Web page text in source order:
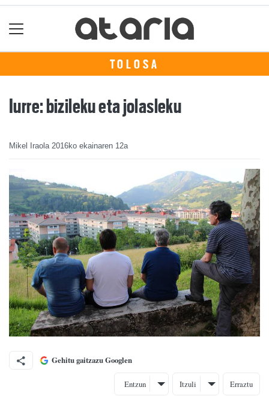
TOLOSA
Iurre: bizileku eta jolasleku
Mikel Iraola 2016ko ekainaren 12a
Gehitu gaitzazu Googlen
Entzun Itzuli Erraztu